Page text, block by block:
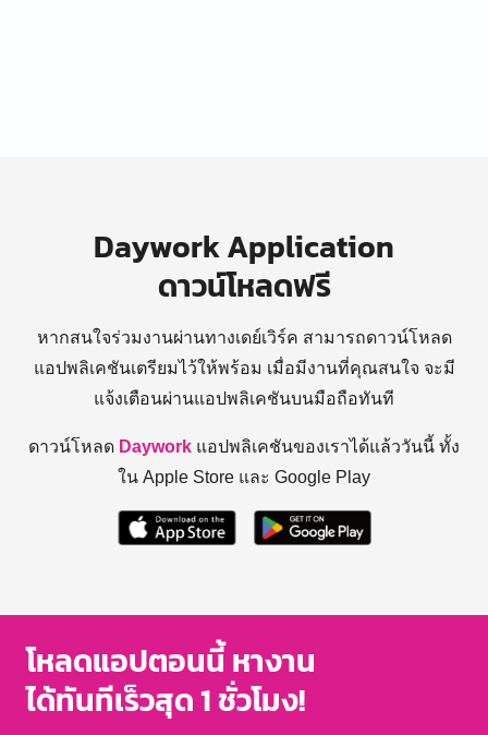
Daywork Application
ดาวน์โหลดฟรี
หากสนใจร่วมงานผ่านทางเดย์เวิร์ค สามารถดาวน์โหลด
แอปพลิเคชันเตรียมไว้ให้พร้อม เมื่อมีงานที่คุณสนใจ จะมี
แจ้งเตือนผ่านแอปพลิเคชันบนมือถือทันที
ดาวน์โหลด Daywork แอปพลิเคชันของเราได้แล้ววันนี้ ทั้ง
ใน Apple Store และ Google Play
โหลดแอปตอนนี้ หางาน
ได้ทันทีเร็วสุด 1 ชั่วโมง!